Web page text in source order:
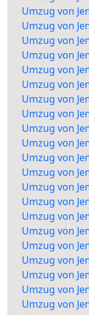
Umzug von
Umzug von
Umzug von
Umzug von
Umzug von
Umzug von
Umzug von
Umzug von
Umzug von
Umzug von
Umzug von
Umzug von
Umzug von
Umzug von
Umzug von
Umzug von
Umzug von
Umzug von
Umzug von
Umzug von
Umzug von